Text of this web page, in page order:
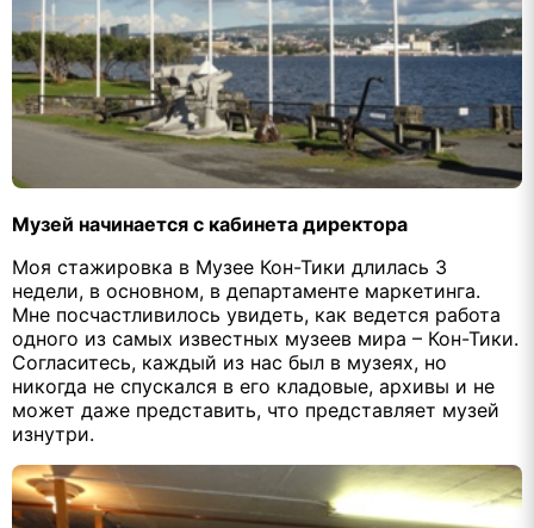
Музей начинается с кабинета директора
Моя стажировка в Музее Кон-Тики длилась 3
недели, в основном, в департаменте маркетинга.
Мне посчастливилось увидеть, как ведется работа
одного из самых известных музеев мира – Кон-Тики.
Согласитесь, каждый из нас был в музеях, но
никогда не спускался в его кладовые, архивы и не
может даже представить, что представляет музей
изнутри.